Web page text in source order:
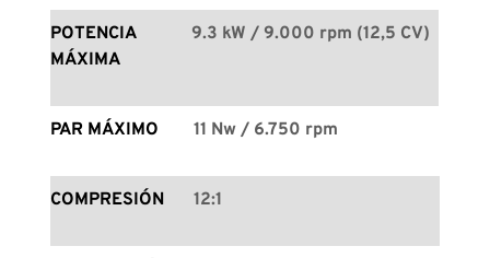
POTENCIA
MÁXIMA
9.3 kW / 9.000 rpm (12,5 CV)
PAR MÁXIMO 11 Nw / 6.750 rpm
COMPRESIÓN 12:1